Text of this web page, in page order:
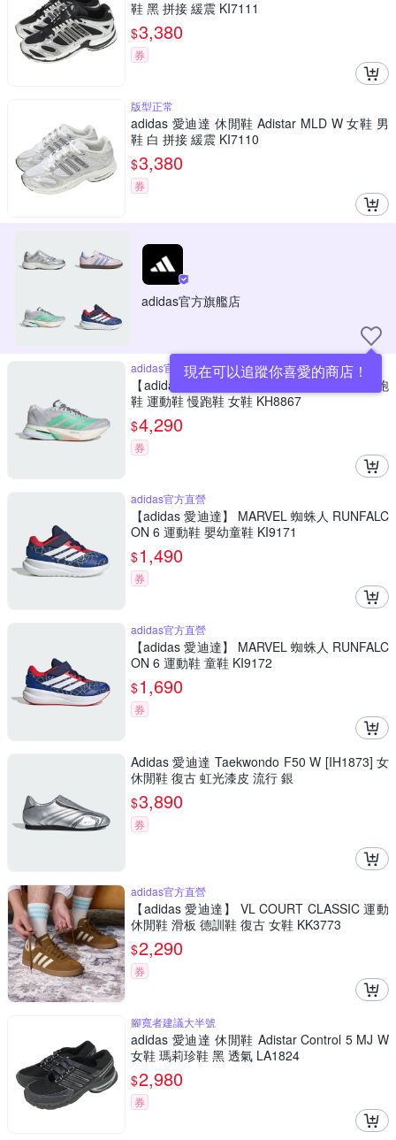
鞋 黑 拼接 緩震 KI7111
$3,380
券
版型正常
adidas 愛迪達 休閒鞋 Adistar MLD W 女鞋 男
鞋 白 拼接 緩震 KI7110
$3,380
券
adidas官方旗艦店
現在可以追蹤你喜愛的商店！
adidas官方直營
【adidas 愛迪達】 ADIZERO BOSTON 13 跑
鞋 運動鞋 慢跑鞋 女鞋 KH8867
$4,290
券
adidas官方直營
【adidas 愛迪達】 MARVEL 蜘蛛人 RUNFALC
ON 6 運動鞋 嬰幼童鞋 KI9171
$1,490
券
adidas官方直營
【adidas 愛迪達】 MARVEL 蜘蛛人 RUNFALC
ON 6 運動鞋 童鞋 KI9172
$1,690
券
Adidas 愛迪達 Taekwondo F50 W [IH1873] 女
休閒鞋 復古 虹光漆皮 流行 銀
$3,890
券
adidas官方直營
【adidas 愛迪達】 VL COURT CLASSIC 運動
休閒鞋 滑板 德訓鞋 復古 女鞋 KK3773
$2,290
券
腳寬者建議大半號
adidas 愛迪達 休閒鞋 Adistar Control 5 MJ W
女鞋 瑪莉珍鞋 黑 透氣 LA1824
$2,980
券